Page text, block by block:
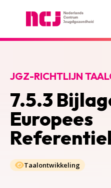
7.5.3
Europees
JGZ-RICHTLIJN
Taalontwikkeling